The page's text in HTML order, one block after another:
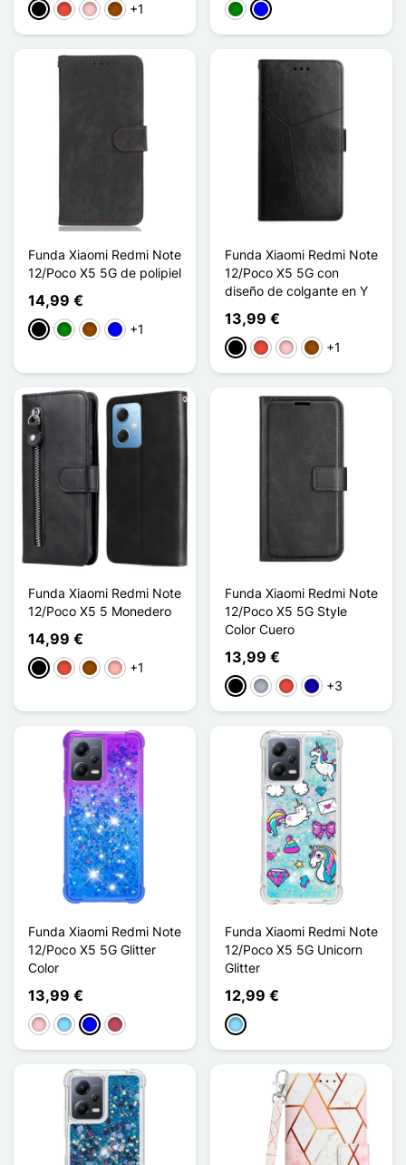
NegroRojoRosaMarrón
+1 VerdeAzul
Funda Xiaomi Redmi Note
12/Poco X5 5G de polipiel
14,99 €
NegroVerdeMarrón
Azul+1
Funda Xiaomi Redmi Note
12/Poco X5 5G con
diseño de colgante en Y
13,99 €
NegroRojoRosaMarrón
+1
Funda Xiaomi Redmi Note
12/Poco X5 5 Monedero
14,99 €
NegroRojoMarrónOro rosa
+1
Funda Xiaomi Redmi Note
12/Poco X5 5G Style
Color Cuero
13,99 €
NegroGris RojoAzul oscuro
+3
Funda Xiaomi Redmi Note
12/Poco X5 5G Glitter
Color
13,99 €
RosaAzul claro
AzulRosa oscuro
Funda Xiaomi Redmi Note
12/Poco X5 5G Unicorn
Glitter
12,99 €
Azul claro